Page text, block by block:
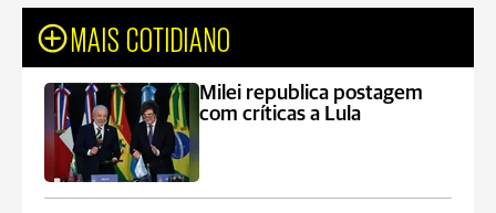
MAIS COTIDIANO
Milei republica postagem
com críticas a Lula